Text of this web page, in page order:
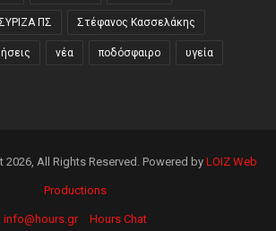
ΠΣ Στέφανος Κασσελάκης
νέα ποδόσφαιρο υγεία
All Rights Reserved. Powered by LOIZ Web
Productions
info@hours.gr Hours Chat